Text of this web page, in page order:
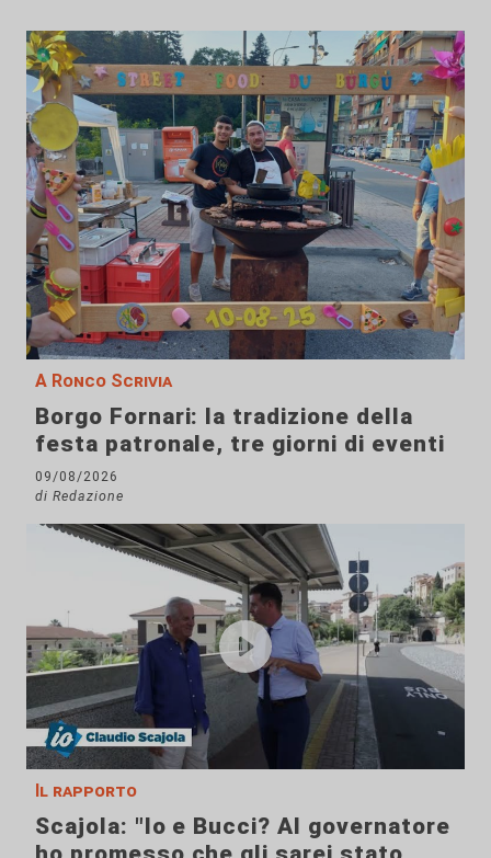
A Ronco Scrivia
Borgo Fornari: la tradizione della
festa patronale, tre giorni di eventi
09/08/2026
di Redazione
Il rapporto
Scajola: "Io e Bucci? Al governatore